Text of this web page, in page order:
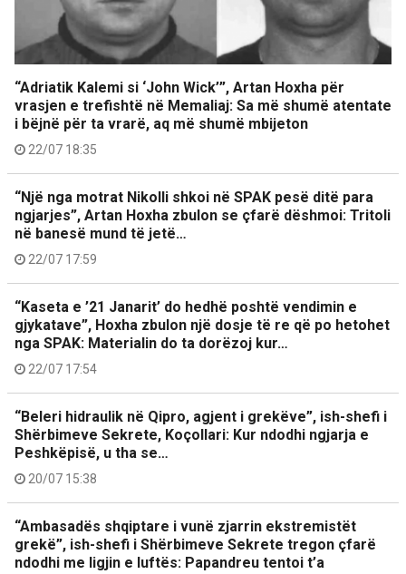
“Adriatik Kalemi si ‘John Wick’”, Artan Hoxha për
vrasjen e trefishtë në Memaliaj: Sa më shumë atentate
i bëjnë për ta vrarë, aq më shumë mbijeton
22/07 18:35
“Një nga motrat Nikolli shkoi në SPAK pesë ditë para
ngjarjes”, Artan Hoxha zbulon se çfarë dëshmoi: Tritoli
në banesë mund të jetë…
22/07 17:59
“Kaseta e ’21 Janarit’ do hedhë poshtë vendimin e
gjykatave”, Hoxha zbulon një dosje të re që po hetohet
nga SPAK: Materialin do ta dorëzoj kur…
22/07 17:54
“Beleri hidraulik në Qipro, agjent i grekëve”, ish-shefi i
Shërbimeve Sekrete, Koçollari: Kur ndodhi ngjarja e
Peshkëpisë, u tha se…
20/07 15:38
“Ambasadës shqiptare i vunë zjarrin ekstremistët
grekë”, ish-shefi i Shërbimeve Sekrete tregon çfarë
ndodhi me ligjin e luftës: Papandreu tentoi t’a